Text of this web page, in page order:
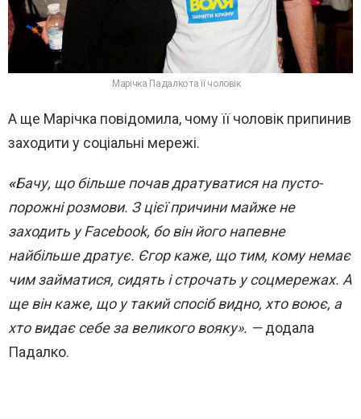
Марічка Падалко та її чоловік
А ще Марічка повідомила, чому її чоловік припинив
заходити у соціальні мережі.
«Бачу, що більше почав дратуватися на пусто-
порожні розмови. З цієї причини майже не
заходить у Facebook, бо він його напевне
найбільше дратує. Єгор каже, що тим, кому немає
чим займатися, сидять і строчать у соцмережах. А
ще він каже, що у такий спосіб видно, хто воює, а
хто видає себе за великого вояку». —додала
Падалко.